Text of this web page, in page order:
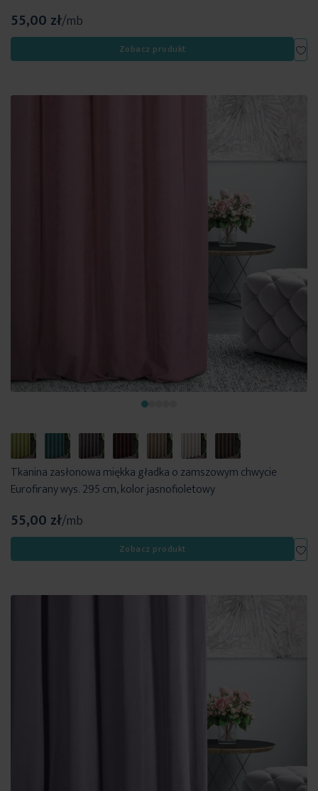
55,00 zł/mb
Zobacz produkt
Tkanina zasłonowa miękka gładka o zamszowym chwycie
Eurofirany wys. 295 cm, kolor jasnofioletowy
55,00 zł/mb
Zobacz produkt